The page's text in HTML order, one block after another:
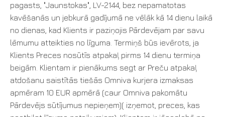
pagasts, "Jaunstokas", LV-2144, bez nepamatotas
kavēšanās un jebkurā gadījumā ne vēlāk kā 14 dienu laikā
no dienas, kad Klients ir paziņojis Pārdevējam par savu
lēmumu atteikties no līguma. Termiņš būs ievērots, ja
Klients Preces nosūtīs atpakaļ pirms 14 dienu termiņa
beigām. Klientam ir pienākums segt ar Preču atpakaļ
atdošanu saistītās tiešās Omniva kurjera izmaksas
apmēram 10 EUR apmērā (caur Omniva pakomātu
Pārdevējs sūtījumus nepieņem)( izņemot, preces, kas